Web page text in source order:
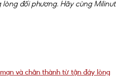
đối phương. Hãy cùng
mạn và chân thành từ tận đáy lòng